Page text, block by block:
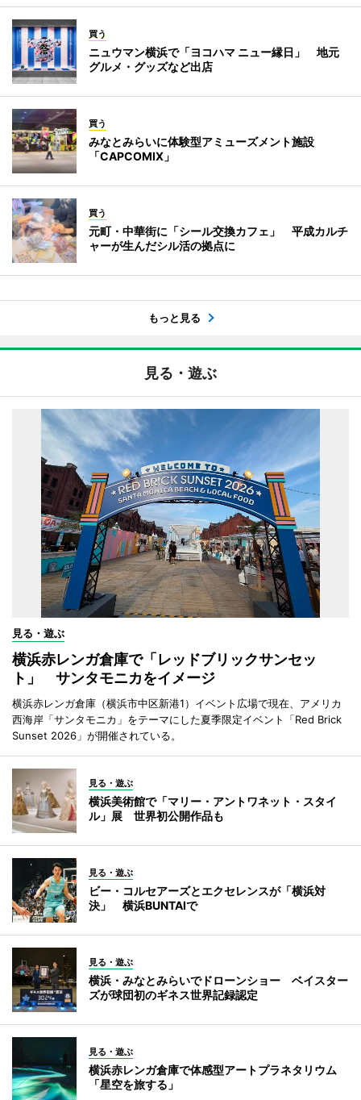
買う
ニュウマン横浜で「ヨコハマ ニュー縁日」 地元
グルメ・グッズなど出店
買う
みなとみらいに体験型アミューズメント施設
「CAPCOMIX」
買う
元町・中華街に「シール交換カフェ」 平成カルチ
ャーが生んだシル活の拠点に
もっと見る
見る・遊ぶ
見る・遊ぶ
横浜赤レンガ倉庫で「レッドブリックサンセッ
ト」 サンタモニカをイメージ
横浜赤レンガ倉庫（横浜市中区新港1）イベント広場で現在、アメリカ
西海岸「サンタモニカ」をテーマにした夏季限定イベント「Red Brick
Sunset 2026」が開催されている。
見る・遊ぶ
横浜美術館で「マリー・アントワネット・スタイ
ル」展 世界初公開作品も
見る・遊ぶ
ビー・コルセアーズとエクセレンスが「横浜対
決」 横浜BUNTAIで
見る・遊ぶ
横浜・みなとみらいでドローンショー ベイスター
ズが球団初のギネス世界記録認定
見る・遊ぶ
横浜赤レンガ倉庫で体感型アートプラネタリウム
「星空を旅する」